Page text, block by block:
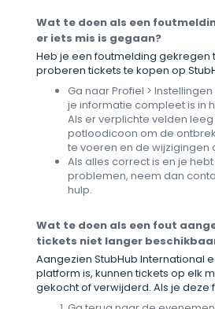
Wat te doen als een
er iets mis is gegaan?
Heb je een foutmelding gekregen
proberen tickets te kopen op
Ga naar Profiel >
je informatie compleet is in
Als er verplichte velden
potloodicoon om de
te voeren en de wijzigingen
Als alles correct is en je
problemen, neem dan
hulp.
Wat te doen als een fout
tickets niet langer
Aangezien StubHub International
platform is, kunnen tickets op elk
gekocht of verwijderd. Als je deze